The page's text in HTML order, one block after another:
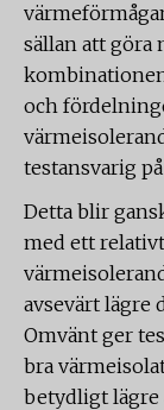
sällan att göra
och
testansvarig på
Detta blir
med ett
avsevärt lägre
Omvänt ger
bra
betydligt lägre